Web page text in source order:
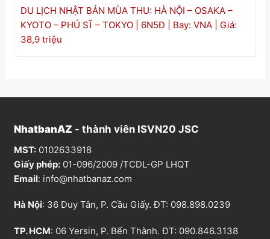
DU LỊCH NHẬT BẢN MÙA THU: HÀ NỘI – OSAKA –
KYOTO – PHÚ SĨ – TOKYO | 6N5Đ | Bay: VNA | Giá:
38,9 triệu
NhatbanAZ - thành viên ISVN20 JSC
MST: 0102633918
Giấy phép: 01-096/2009 /TCDL-GP LHQT
Email: info@nhatbanaz.com
Hà Nội: 36 Duy Tân, P. Cầu Giấy. ĐT: 098.898.0239
TP. HCM: 06 Yersin, P. Bến Thành. ĐT: 090.846.3138